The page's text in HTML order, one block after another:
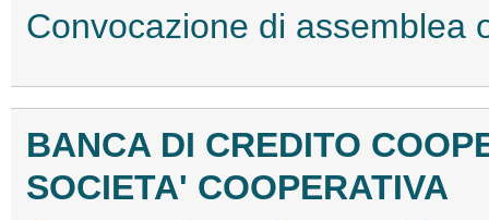
Convocazione di assemblea
BANCA DI CREDITO
SOCIETA' COOPERATIVA